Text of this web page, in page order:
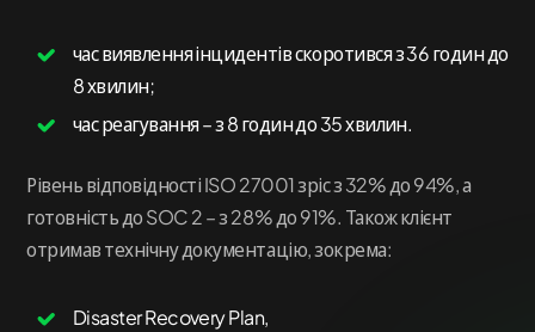
час виявлення інцидентів скоротився з 36 годин до
8 хвилин;
час реагування – з 8 годин до 35 хвилин.
Рівень відповідності ISO 27001 зріс з 32% до 94%, а
готовність до SOC 2 – з 28% до 91%. Також клієнт
отримав технічну документацію, зокрема:
Disaster Recovery Plan,